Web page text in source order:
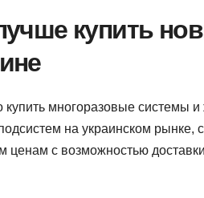
купить
купить многоразовые системы
на украинском
ценам с возможностью